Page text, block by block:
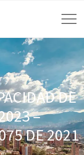
DE
–
DE 2021